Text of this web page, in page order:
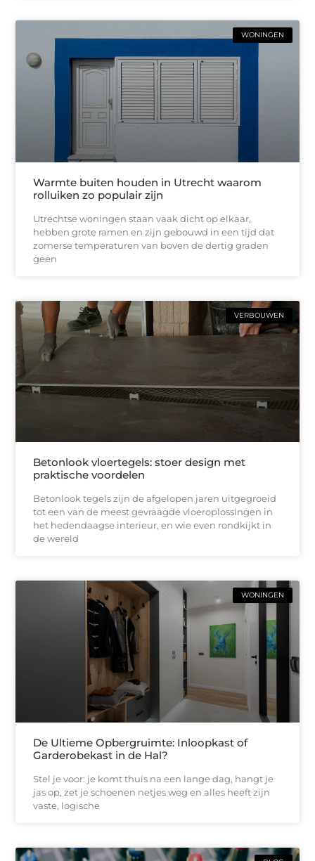
WONINGEN
Warmte buiten houden in Utrecht waarom
rolluiken zo populair zijn
Utrechtse woningen staan vaak dicht op elkaar,
hebben grote ramen en zijn gebouwd in een tijd dat
zomerse temperaturen van boven de dertig graden
geen
VERBOUWEN
Betonlook vloertegels: stoer design met
praktische voordelen
Betonlook tegels zijn de afgelopen jaren uitgegroeid
tot een van de meest gevraagde vloeroplossingen in
het hedendaagse interieur, en wie even rondkijkt in
de wereld
WONINGEN
De Ultieme Opbergruimte: Inloopkast of
Garderobekast in de Hal?
Stel je voor: je komt thuis na een lange dag, hangt je
jas op, zet je schoenen netjes weg en alles heeft zijn
vaste, logische